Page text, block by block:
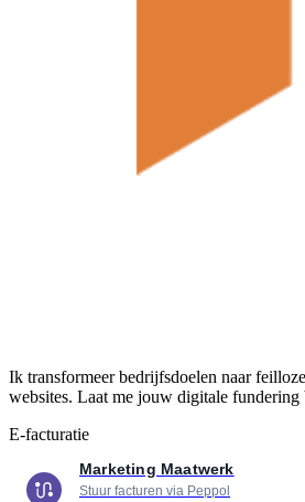
Ik transformeer bedrijfsdoelen naar
websites. Laat me jouw digitale fundering
E-facturatie
Marketing Maatwerk
Stuur facturen via Peppol